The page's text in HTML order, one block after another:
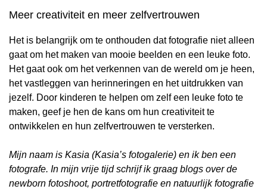
Meer creativiteit en meer zelfvertrouwen
Het is belangrijk om te onthouden dat fotografie niet alleen
gaat om het maken van mooie beelden en een leuke foto.
Het gaat ook om het verkennen van de wereld om je heen,
het vastleggen van herinneringen en het uitdrukken van
jezelf. Door kinderen te helpen om zelf een leuke foto te
maken, geef je hen de kans om hun creativiteit te
ontwikkelen en hun zelfvertrouwen te versterken.
Mijn naam is Kasia (Kasia’s fotogalerie) en ik ben een
fotografe. In mijn vrije tijd schrijf ik graag blogs over de
newborn fotoshoot, portretfotografie en natuurlijk fotografie